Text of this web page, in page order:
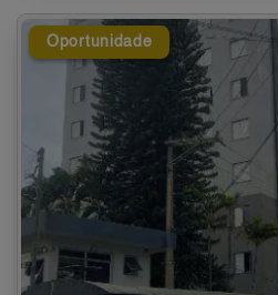
Oportunidade